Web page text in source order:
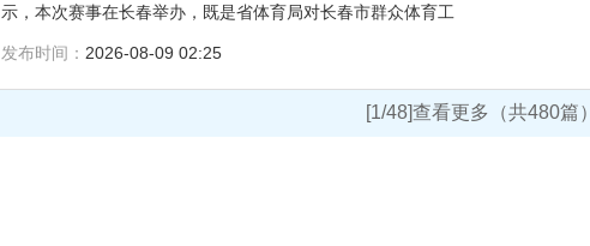
示，本次赛事在长春举办，既是省体育局对长春市群众体育工
发布时间： 2026-08-09 02:25
[1/48]查看更多（共480篇）